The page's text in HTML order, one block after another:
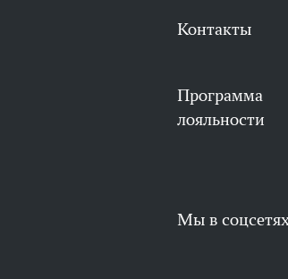
Контакты
Программа
лояльности
Мы в